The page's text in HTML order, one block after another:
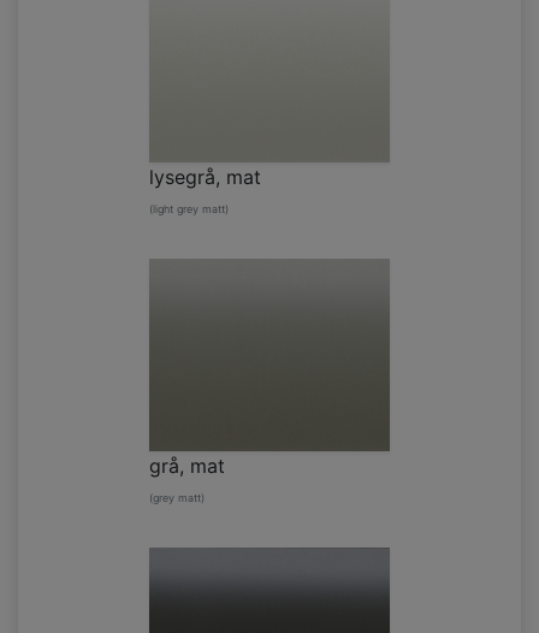
lysegrå, mat
(light grey matt)
grå, mat
(grey matt)